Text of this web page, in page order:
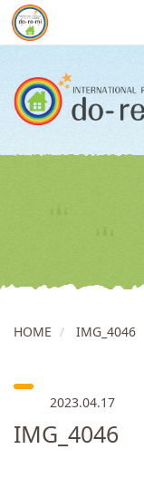
HOME IMG_4046
2023.04.17
IMG_4046